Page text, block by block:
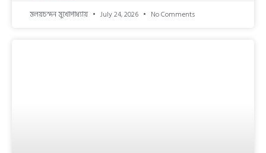
মলয়চন্দন মুখোপাধ্যায়
July 24, 2026 No Comments